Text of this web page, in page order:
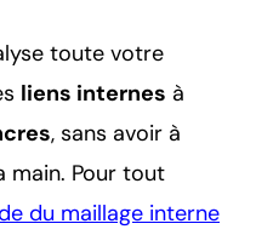
toute votre
liens internes à
, sans avoir à
main. Pour tout
du maillage interne